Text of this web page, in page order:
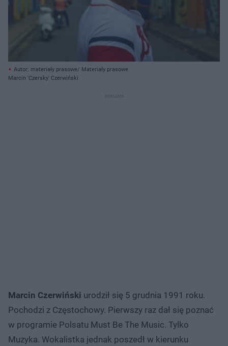
Autor: materiały prasowe/ Materiały prasowe
Marcin 'Czersky' Czerwiński
Marcin Czerwiński urodził się 5 grudnia 1991 roku.
Pochodzi z Częstochowy. Pierwszy raz dał się poznać
w programie Polsatu Must Be The Music. Tylko
Muzyka. Wokalistka jednak poszedł w kierunku